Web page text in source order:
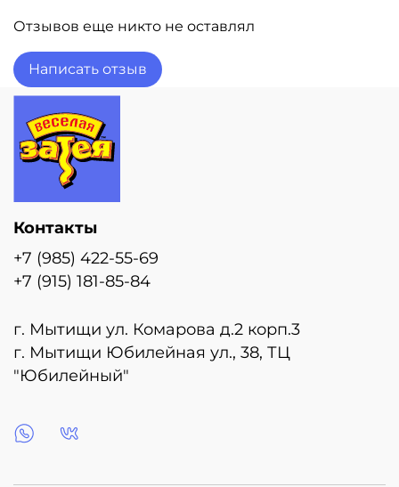
Отзывов еще никто не оставлял
Написать отзыв
Контакты
+7 (985) 422-55-69
+7 (915) 181-85-84
г. Мытищи ул. Комарова д.2 корп.3
г. Мытищи Юбилейная ул., 38, ТЦ
"Юбилейный"